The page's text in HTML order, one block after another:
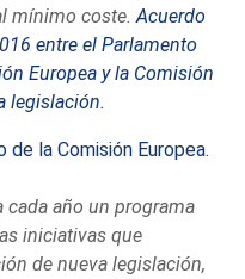
mínimo coste.Acuerdo
entre el Parlamento
Europea y la Comisión
legislación.
de la Comisión Europea.
cada año un programa
iniciativas que
de nueva legislación,